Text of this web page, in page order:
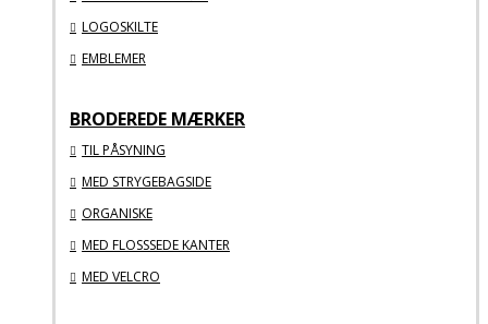
LOGOSKILTE
EMBLEMER
BRODEREDE MÆRKER
TIL PÅSYNING
MED STRYGEBAGSIDE
ORGANISKE
MED FLOSSSEDE KANTER
MED VELCRO